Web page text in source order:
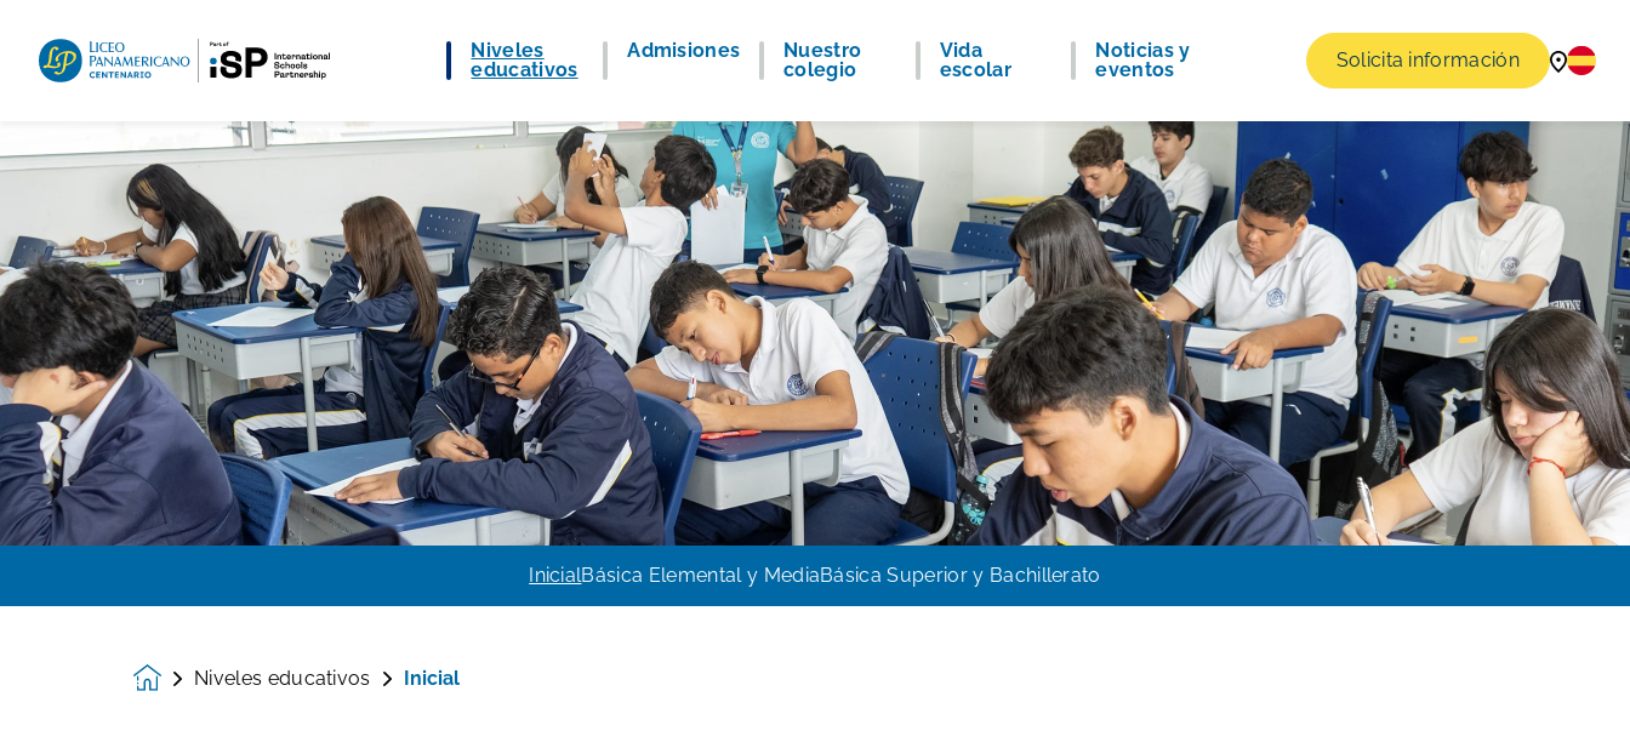
Niveles
educativos
Admisiones
Nuestro
colegio
Vida
escolar
Noticias y
eventos
Solicita información
InicialBásica Elemental y MediaBásica Superior y Bachillerato
HomepageNiveles educativos Inicial